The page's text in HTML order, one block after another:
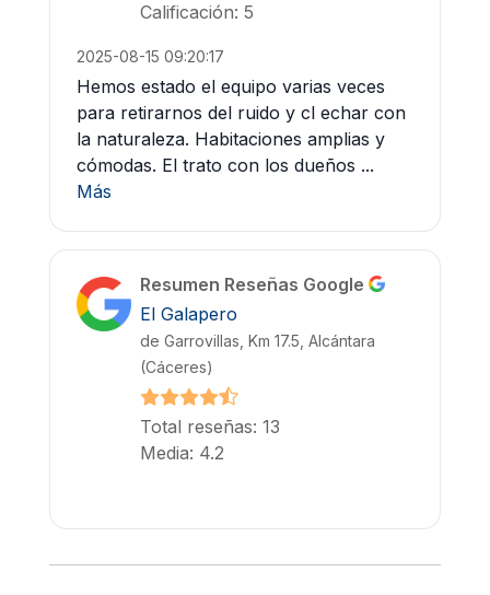
Calificación: 5
2025-08-15 09:20:17
Hemos estado el equipo varias veces
para retirarnos del ruido y cl echar con
la naturaleza. Habitaciones amplias y
cómodas. El trato con los dueños ...
Más
Resumen Reseñas Google
El Galapero
de Garrovillas, Km 17.5, Alcántara
(Cáceres)
Total reseñas: 13
Media: 4.2